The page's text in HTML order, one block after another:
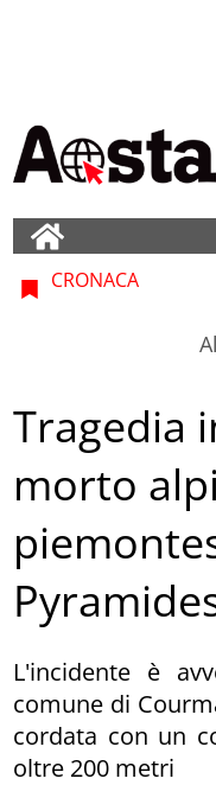
CRONACA
Tragedia
morto
L'incidente è
comune di
cordata con un
oltre 200 metri